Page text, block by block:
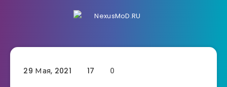
29 Мая, 2021 17 0